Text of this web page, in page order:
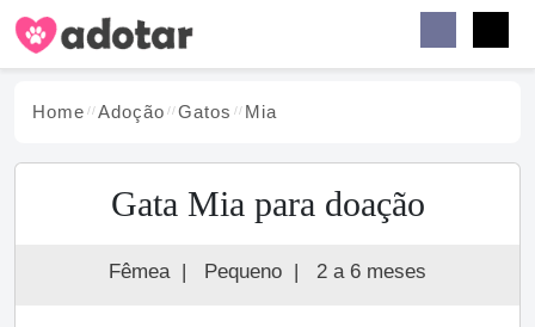
Home Adoção Gatos Mia
Gata Mia para doação
Fêmea | Pequeno | 2 a 6 meses